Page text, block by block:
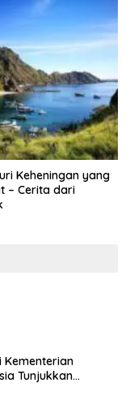
Keheningan yang
– Cerita dari
Kementerian
Tunjukkan